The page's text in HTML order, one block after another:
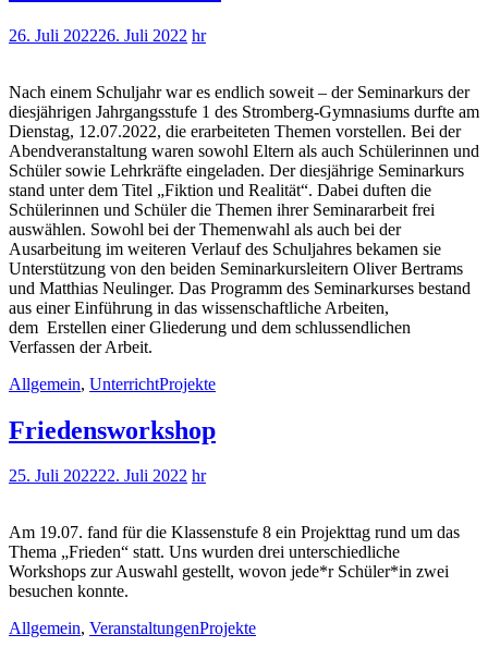
26. Juli 202226. Juli 2022 hr
Nach einem Schuljahr war es endlich soweit – der Seminarkurs der
diesjährigen Jahrgangsstufe 1 des Stromberg-Gymnasiums durfte am
Dienstag, 12.07.2022, die erarbeiteten Themen vorstellen. Bei der
Abendveranstaltung waren sowohl Eltern als auch Schülerinnen und
Schüler sowie Lehrkräfte eingeladen. Der diesjährige Seminarkurs
stand unter dem Titel „Fiktion und Realität“. Dabei duften die
Schülerinnen und Schüler die Themen ihrer Seminararbeit frei
auswählen. Sowohl bei der Themenwahl als auch bei der
Ausarbeitung im weiteren Verlauf des Schuljahres bekamen sie
Unterstützung von den beiden Seminarkursleitern Oliver Bertrams
und Matthias Neulinger. Das Programm des Seminarkurses bestand
aus einer Einführung in das wissenschaftliche Arbeiten,
dem Erstellen einer Gliederung und dem schlussendlichen
Verfassen der Arbeit.
Allgemein, UnterrichtProjekte
Friedensworkshop
25. Juli 202222. Juli 2022 hr
Am 19.07. fand für die Klassenstufe 8 ein Projekttag rund um das
Thema „Frieden“ statt. Uns wurden drei unterschiedliche
Workshops zur Auswahl gestellt, wovon jede*r Schüler*in zwei
besuchen konnte.
Allgemein, VeranstaltungenProjekte